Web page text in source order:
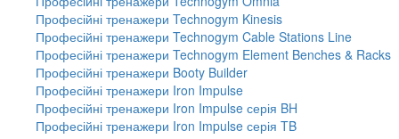
Професійні тренажери Technogym Kinesis
Професійні тренажери Technogym Cable Stations Line
Професійні тренажери Technogym Element Benches & Racks
Професійні тренажери Booty Builder
Професійні тренажери Iron Impulse
Професійні тренажери Iron Impulse серія BH
Професійні тренажери Iron Impulse серія TB